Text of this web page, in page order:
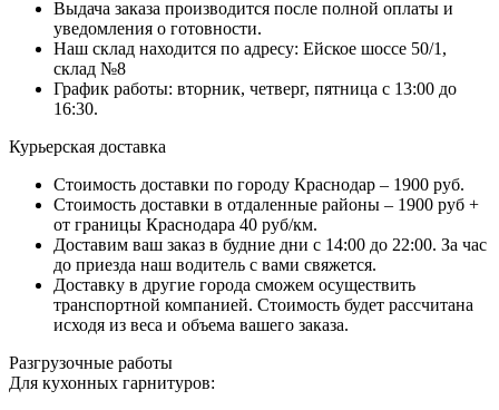
Выдача заказа производится после полной оплаты и
уведомления о готовности.
Наш склад находится по адресу: Ейское шоссе 50/1,
склад №8
График работы: вторник, четверг, пятница с 13:00 до
16:30.
Курьерская доставка
Стоимость доставки по городу Краснодар – 1900 руб.
Стоимость доставки в отдаленные районы – 1900 руб +
от границы Краснодара 40 руб/км.
Доставим ваш заказ в будние дни с 14:00 до 22:00. За час
до приезда наш водитель с вами свяжется.
Доставку в другие города сможем осуществить
транспортной компанией. Стоимость будет рассчитана
исходя из веса и объема вашего заказа.
Разгрузочные работы
Для кухонных гарнитуров: